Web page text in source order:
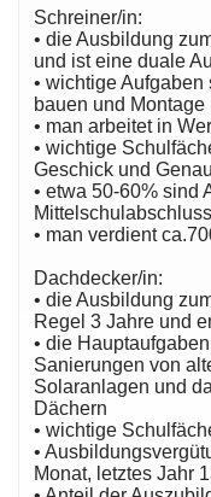
Schreiner/in:
• die Ausbildung
und ist eine duale
• wichtige
bauen und Montage
• man arbeitet in
• wichtige
Geschick und
• etwa 50-60% sind
Mittelschulabschluss
• man verdient
Dachdecker/in:
• die Ausbildung
Regel 3 Jahre und
• die
Sanierungen von
Solaranlagen und
Dächern
• wichtige
•
Monat, letztes Jahr